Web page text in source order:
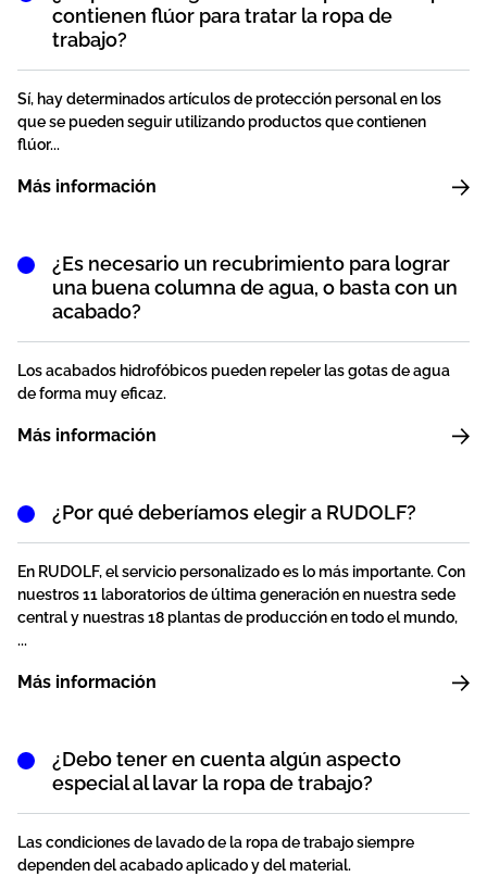
contienen flúor para tratar la ropa de
trabajo?
Sí, hay determinados artículos de protección personal en los
que se pueden seguir utilizando productos que contienen
flúor...
Más información
¿Es necesario un recubrimiento para lograr
una buena columna de agua, o basta con un
acabado?
Los acabados hidrofóbicos pueden repeler las gotas de agua
de forma muy eficaz.
Más información
¿Por qué deberíamos elegir a RUDOLF?
En RUDOLF, el servicio personalizado es lo más importante. Con
nuestros 11 laboratorios de última generación en nuestra sede
central y nuestras 18 plantas de producción en todo el mundo,
...
Más información
¿Debo tener en cuenta algún aspecto
especial al lavar la ropa de trabajo?
Las condiciones de lavado de la ropa de trabajo siempre
dependen del acabado aplicado y del material.